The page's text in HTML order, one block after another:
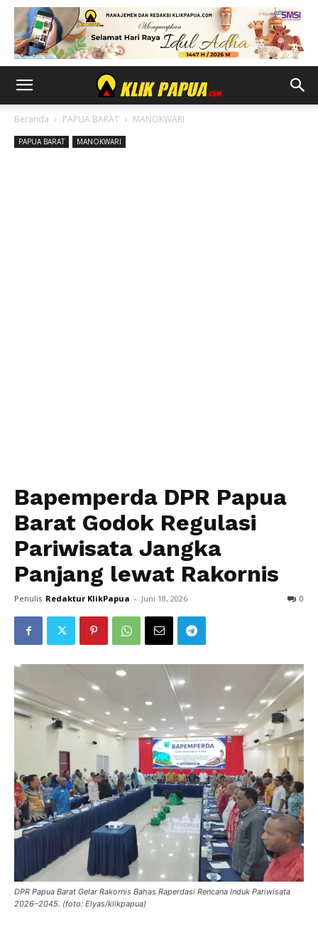
Beranda PAPUA BARAT MANOKWARI
PAPUA BARAT MANOKWARI
Bapemperda DPR Papua
Barat Godok Regulasi
Pariwisata Jangka
Panjang lewat Rakornis
Penulis Redaktur KlikPapua - Juni 18, 2026 0
DPR Papua Barat Gelar Rakornis Bahas Raperdasi Rencana Induk Pariwisata
2026–2045. (foto: Elyas/klikpapua)